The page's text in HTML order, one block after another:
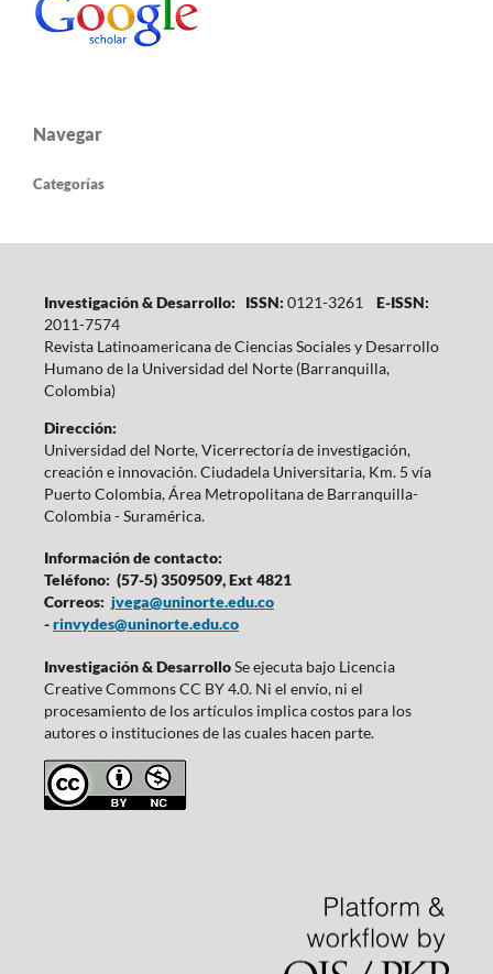
Navegar
Categorías
Investigación & Desarrollo: ISSN: 0121-3261
E-ISSN:
2011-7574
Revista Latinoamericana de Ciencias Sociales y Desarrollo
Humano de la Universidad del Norte (Barranquilla,
Colombia)
Dirección:
Universidad del Norte, Vicerrectoría de investigación,
creación e innovación. Ciudadela Universitaria, Km. 5 vía
Puerto Colombia, Área Metropolitana de Barranquilla-
Colombia - Suramérica.
Información de contacto:
Teléfono: (57-5) 3509509, Ext 4821
Correos: jvega@uninorte.edu.co
-rinvydes@uninorte.edu.co
Investigación & DesarrolloSe ejecuta bajo Licencia
Creative Commons CC BY 4.0. Ni el envío, ni el
procesamiento de los artículos implica costos para los
autores o instituciones de las cuales hacen parte.